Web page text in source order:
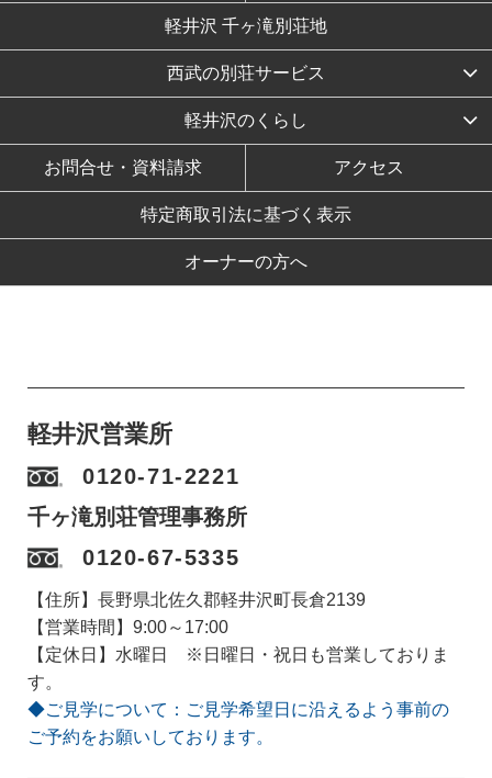
軽井沢 千ヶ滝別荘地
西武の別荘サービス
軽井沢のくらし
お問合せ・資料請求 アクセス
特定商取引法に基づく表示
オーナーの方へ
軽井沢営業所
0120-71-2221
千ヶ滝別荘管理事務所
0120-67-5335
【住所】長野県北佐久郡軽井沢町長倉2139
【営業時間】9:00～17:00
【定休日】水曜日 ※日曜日・祝日も営業しておりま
す。
◆ご見学について：ご見学希望日に沿えるよう事前の
ご予約をお願いしております。